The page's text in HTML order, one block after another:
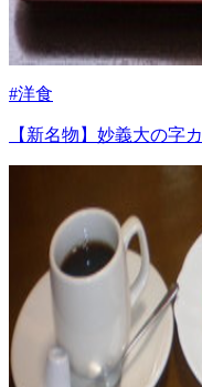
#洋食
【新名物】妙義大の字